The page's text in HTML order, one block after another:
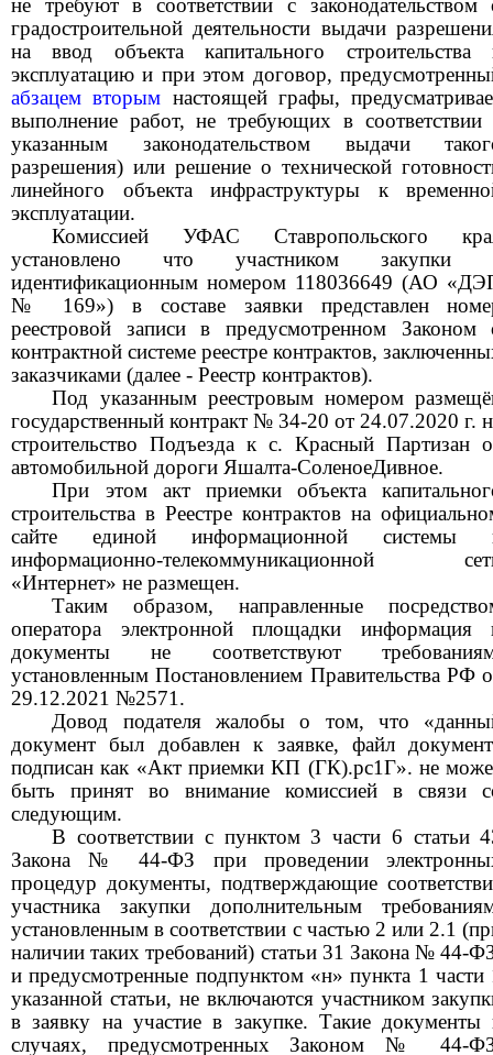
не требуют в соответствии с законодательством
градостроительной деятельности выдачи
на ввод объекта капитального строительства
эксплуатацию и при этом договор,
абзацем вторым настоящей графы,
выполнение работ, не требующих в соответствии
указанным законодательством выдачи
разрешения) или решение о технической
линейного объекта инфраструктуры к
эксплуатации.
Комиссией УФАС Ставропольского
установлено что участником закупки
идентификационным номером 118036649 (АО
№ 169») в составе заявки представлен
реестровой записи в предусмотренном Законом
контрактной системе реестре контрактов,
заказчиками (далее - Реестр контрактов).
Под указанным реестровым номером
государственный контракт № 34-20 от 24.07.2020 г.
строительство Подъезда к с. Красный Партизан
автомобильной дороги Яшалта-СоленоеДивное.
При этом акт приемки объекта
строительства в Реестре контрактов на
сайте единой информационной системы
информационно-телекоммуникационной
«Интернет» не размещен.
Таким образом, направленные
оператора электронной площадки информация
документы не соответствуют
установленным Постановлением Правительства РФ
29.12.2021 №2571.
Довод подателя жалобы о том, что
документ был добавлен к заявке, файл
подписан как «Акт приемки КП (ГК).рс1Г». не
быть принят во внимание комиссией в связи
следующим.
В соответствии с пунктом 3 части 6 статьи
Закона № 44-ФЗ при проведении
процедур документы, подтверждающие
участника закупки дополнительным
установленным в соответствии с частью 2 или 2.1
наличии таких требований) статьи 31 Закона № 44-
и предусмотренные подпунктом «н» пункта 1 части
указанной статьи, не включаются участником
в заявку на участие в закупке. Такие документы
случаях, предусмотренных Законом № 44-